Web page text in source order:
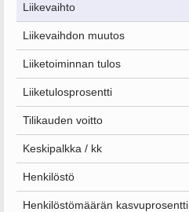
Liikevaihto
Liikevaihdon muutos
Liiketoiminnan tulos
Liiketulosprosentti
Tilikauden voitto
Keskipalkka / kk
Henkilöstö
Henkilöstömäärän kasvuprosentti